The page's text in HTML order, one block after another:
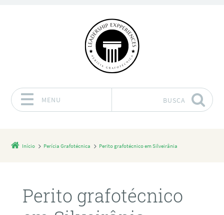
MENU BUSCA
Início Perícia Grafotécnica Perito grafotécnico em Silveirânia
Perito grafotécnico